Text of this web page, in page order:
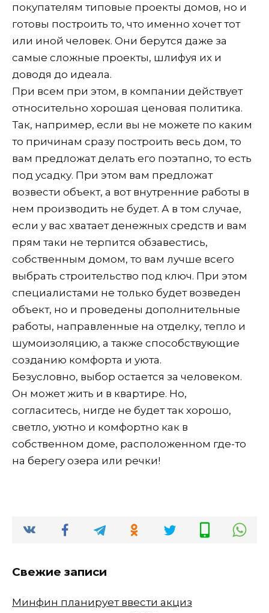
покупателям типовые проекты домов, но и
готовы построить то, что именно хочет тот
или иной человек. Они берутся даже за
самые сложные проекты, шлифуя их и
доводя до идеала.
При всем при этом, в компании действует
относительно хорошая ценовая политика.
Так, например, если вы не можете по каким
то причинам сразу построить весь дом, то
вам предложат делать его поэтапно, то есть
под усадку. При этом вам предложат
возвести объект, а вот внутренние работы в
нем производить не будет. А в том случае,
если у вас хватает денежных средств и вам
прям таки не терпится обзавестись,
собственным домом, то вам лучше всего
выбрать строительство под ключ. При этом
специалистами не только будет возведен
объект, но и проведены дополнительные
работы, направленные на отделку, тепло и
шумоизоляцию, а также способствующие
созданию комфорта и уюта.
Безусловно, выбор остается за человеком.
Он может жить и в квартире. Но,
согласитесь, нигде не будет так хорошо,
светло, уютно и комфортно как в
собственном доме, расположенном где-то
на берегу озера или речки!
Свежие записи
Минфин планирует ввести акциз